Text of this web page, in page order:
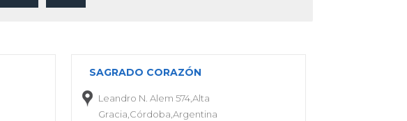
SAGRADO CORAZÓN
Leandro N. Alem 574,Alta
Gracia,Córdoba,Argentina